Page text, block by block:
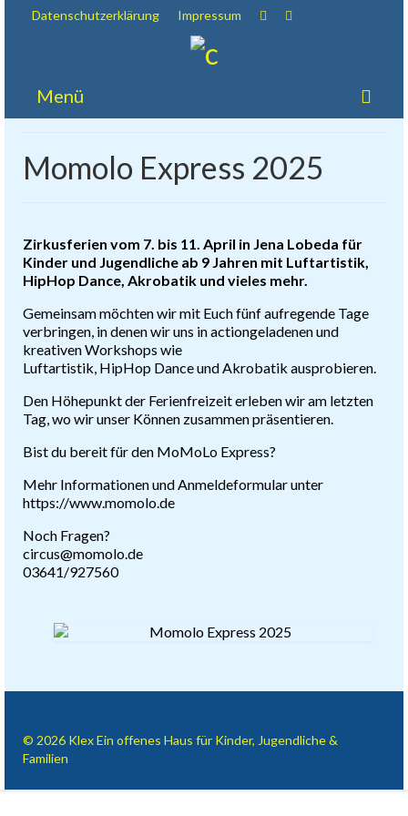
Datenschutzerklärung Impressum
Menü
Kinder & Jugendliche
Service
Kooperationen
Momolo Express 2025
Zirkusferien vom 7. bis 11. April in Jena Lobeda für
Kinder und Jugendliche ab 9 Jahren mit Luftartistik,
HipHop Dance, Akrobatik und vieles mehr.
Gemeinsam möchten wir mit Euch fünf aufregende Tage
verbringen, in denen wir uns in actiongeladenen und
kreativen Workshops wie
Luftartistik, HipHop Dance und Akrobatik ausprobieren.
Den Höhepunkt der Ferienfreizeit erleben wir am letzten
Tag, wo wir unser Können zusammen präsentieren.
Bist du bereit für den MoMoLo Express?
Mehr Informationen und Anmeldeformular unter
https://www.momolo.de
Noch Fragen?
circus@momolo.de
03641/927560
© 2026 Klex Ein offenes Haus für Kinder, Jugendliche &
Familien